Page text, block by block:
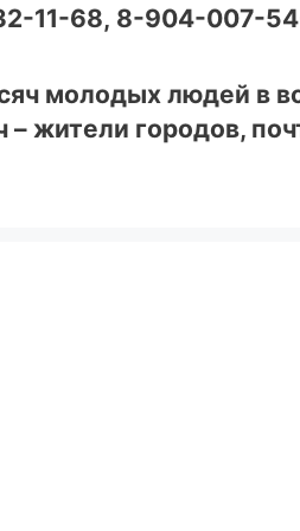
11-68, 8-904-007-
молодых людей в
– жители городов,